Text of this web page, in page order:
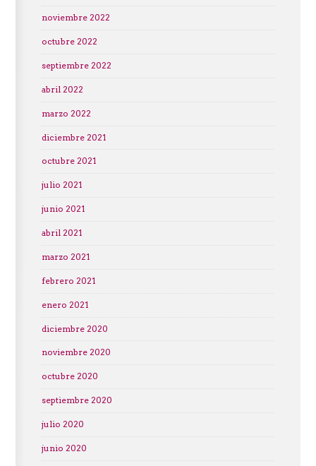
noviembre 2022
octubre 2022
septiembre 2022
abril 2022
marzo 2022
diciembre 2021
octubre 2021
julio 2021
junio 2021
abril 2021
marzo 2021
febrero 2021
enero 2021
diciembre 2020
noviembre 2020
octubre 2020
septiembre 2020
julio 2020
junio 2020